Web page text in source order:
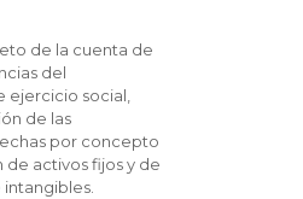
de la cuenta de
del
ejercicio social,
de las
por concepto
activos fijos y de